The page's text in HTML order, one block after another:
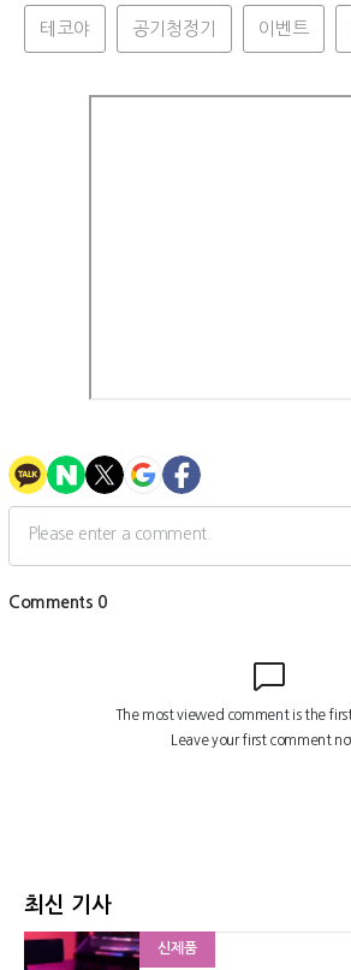
테코야 공기청정기 이벤트
최신 기사
신제품